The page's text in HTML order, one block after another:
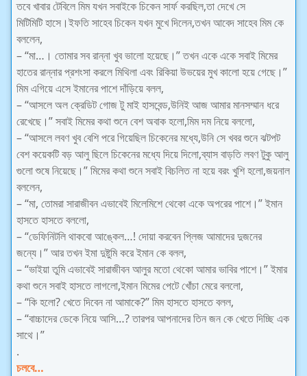
তবে খাবার টেবিলে মিম যখন সবাইকে চিকেন সার্ফ করছিল,তা দেখে সে
মিটিমিটি হাসে।ইফতি সাহেব চিকেন যখন মুখে দিলেন,তখন আবেদ সাহেব মিম কে
বললেন,
– “মা…। তোমার সব রান্না খুব ভালো হয়েছে।” তখন একে একে সবাই মিমের
হাতের রান্নার প্রশংসা করলে মিথিলা এবং রিকিয়া উভয়ের মুখ কালো হয়ে গেছে।”
মিম এগিয়ে এসে ইমানের পাশে দাঁড়িয়ে বলল,
– “আসলে অল ক্রেডিট গোজ টু মাই হাসবেন্ড,উনিই আজ আমার মানসম্মান ধরে
রেখেছে।” সবাই মিমের কথা শুনে বেশ অবাক হলো,মিম দম নিয়ে বললো,
– “আসলে লবণ খুব বেশি পরে গিয়েছিল চিকেনের মধ্যে,উনি সে খবর শুনে ঝটপট
বেশ কয়েকটি বড় আলু ছিলে চিকেনের মধ্যে দিয়ে দিলো,ব্যাস বাড়তি লবণ টুকু আলু
গুলো শুষে নিয়েছে।” মিমের কথা শুনে সবাই বিচলিত না হয়ে বরং খুশি হলো,জয়নাল
বললেন,
– “মা, তোমরা সারাজীবন এভাবেই মিলেমিশে থেকো একে অপরের পাশে।” ইমান
হাসতে হাসতে বললো,
– “ডেফিনিটলি থাকবো আঙ্কেল…! দোয়া করবেন প্লিজ আমাদের দুজনের
জন্যে।” আর তখন ইমা দুষ্টুমি করে ইমান কে বলল,
– “ভাইয়া তুমি এভাবেই সারাজীবন আলুর মতো থেকো আমার ভাবির পাশে।” ইমার
কথা শুনে সবাই হাসতে লাগলো,ইমান মিমের পেটে খোঁচা মেরে বললো,
– “কি হলো? খেতে দিবেন না আমাকে?” মিম হাসতে হাসতে বলল,
– “বাচ্চাদের ডেকে নিয়ে আসি…? তারপর আপনাদের তিন জন কে খেতে দিচ্ছি এক
সাথে।”
.
চলবে…